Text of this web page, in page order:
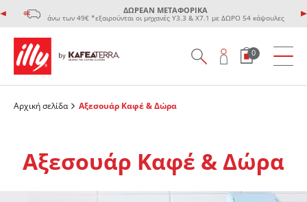
ΔΩΡΕΑΝ ΜΕΤΑΦΟΡΙΚΑ
άνω των 49€ *εξαιρούνται οι μηχανές Υ3.3 & Χ7.1 με ΔΩΡΟ 54 κάψουλες
0
Αρχική σελίδα Αξεσουάρ Καφέ & Δώρα
Αξεσουάρ Καφέ & Δώρα